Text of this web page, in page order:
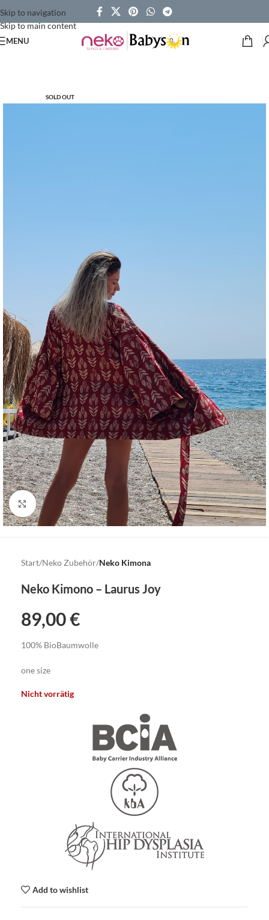
Skip to navigation
Skip to main content
MENU
SOLD OUT
Click to enlarge
Start Neko Zubehör Neko Kimona
Neko Kimono – Laurus Joy
89,00€
100% BioBaumwolle
one size
Nicht vorrätig
Add to wishlist